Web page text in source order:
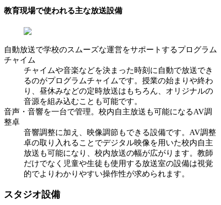
教育現場で使われる主な放送設備
自動放送で学校のスムーズな運営をサポートするプログラム
チャイム
チャイムや音楽などを決まった時刻に自動で放送でき
るのがプログラムチャイムです。授業の始まりや終わ
り、昼休みなどの定時放送はもちろん、オリジナルの
音源を組み込むことも可能です。
音声・音響を一台で管理。校内自主放送も可能になるAV調
整卓
音響調整に加え、映像調節もできる設備です。AV調整
卓の取り入れることでデジタル映像を用いた校内自主
放送も可能になり、校内放送の幅が広がります。教師
だけでなく児童や生徒も使用する放送室の設備は視覚
的でよりわかりやすい操作性が求められます。
スタジオ設備